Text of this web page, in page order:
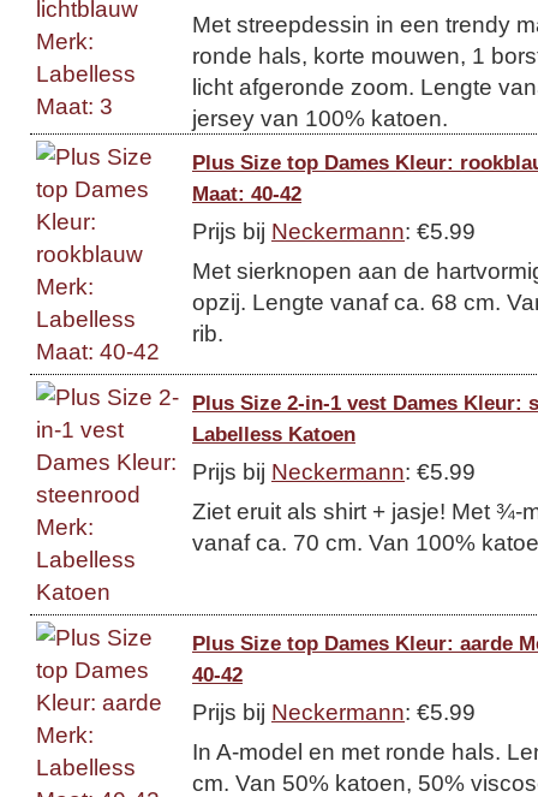
Met streepdessin in een trendy
ronde hals, korte mouwen, 1
licht afgeronde zoom. Lengte
jersey van 100% katoen.
Plus Size top Dames Kleur:
Maat: 40-42
Prijs bij Neckermann: €5.99
Met sierknopen aan de
opzij. Lengte vanaf ca. 68 cm.
rib.
Plus Size 2-in-1 vest Dames Kleur:
Labelless Katoen
Prijs bij Neckermann: €5.99
Ziet eruit als shirt + jasje! Met ¾-
vanaf ca. 70 cm. Van 100%
Plus Size top Dames Kleur: aarde
40-42
Prijs bij Neckermann: €5.99
In A-model en met ronde hals.
cm. Van 50% katoen, 50%